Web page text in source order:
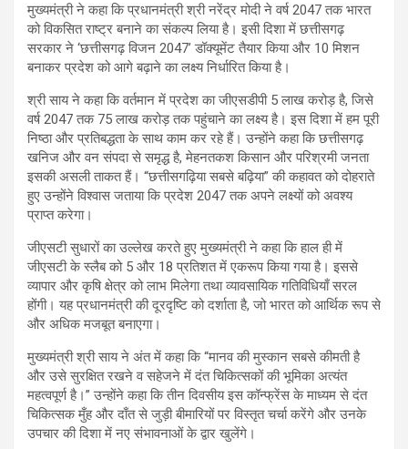
मुख्यमंत्री ने कहा कि प्रधानमंत्री श्री नरेंद्र मोदी ने वर्ष 2047 तक भारत
को विकसित राष्ट्र बनाने का संकल्प लिया है। इसी दिशा में छत्तीसगढ़
सरकार ने ‘छत्तीसगढ़ विजन 2047’ डॉक्यूमेंट तैयार किया और 10 मिशन
बनाकर प्रदेश को आगे बढ़ाने का लक्ष्य निर्धारित किया है।
श्री साय ने कहा कि वर्तमान में प्रदेश का जीएसडीपी 5 लाख करोड़ है, जिसे
वर्ष 2047 तक 75 लाख करोड़ तक पहुंचाने का लक्ष्य है। इस दिशा में हम पूरी
निष्ठा और प्रतिबद्धता के साथ काम कर रहे हैं। उन्होंने कहा कि छत्तीसगढ़
खनिज और वन संपदा से समृद्ध है, मेहनतकश किसान और परिश्रमी जनता
इसकी असली ताकत हैं। “छत्तीसगढ़िया सबसे बढ़िया” की कहावत को दोहराते
हुए उन्होंने विश्वास जताया कि प्रदेश 2047 तक अपने लक्ष्यों को अवश्य
प्राप्त करेगा।
जीएसटी सुधारों का उल्लेख करते हुए मुख्यमंत्री ने कहा कि हाल ही में
जीएसटी के स्लैब को 5 और 18 प्रतिशत में एकरूप किया गया है। इससे
व्यापार और कृषि क्षेत्र को लाभ मिलेगा तथा व्यावसायिक गतिविधियाँ सरल
होंगी। यह प्रधानमंत्री की दूरदृष्टि को दर्शाता है, जो भारत को आर्थिक रूप से
और अधिक मजबूत बनाएगा।
मुख्यमंत्री श्री साय ने अंत में कहा कि “मानव की मुस्कान सबसे कीमती है
और उसे सुरक्षित रखने व सहेजने में दंत चिकित्सकों की भूमिका अत्यंत
महत्वपूर्ण है।” उन्होंने कहा कि तीन दिवसीय इस कॉन्फ्रेंस के माध्यम से दंत
चिकित्सक मुँह और दाँत से जुड़ी बीमारियों पर विस्तृत चर्चा करेंगे और उनके
उपचार की दिशा में नए संभावनाओं के द्वार खुलेंगे।